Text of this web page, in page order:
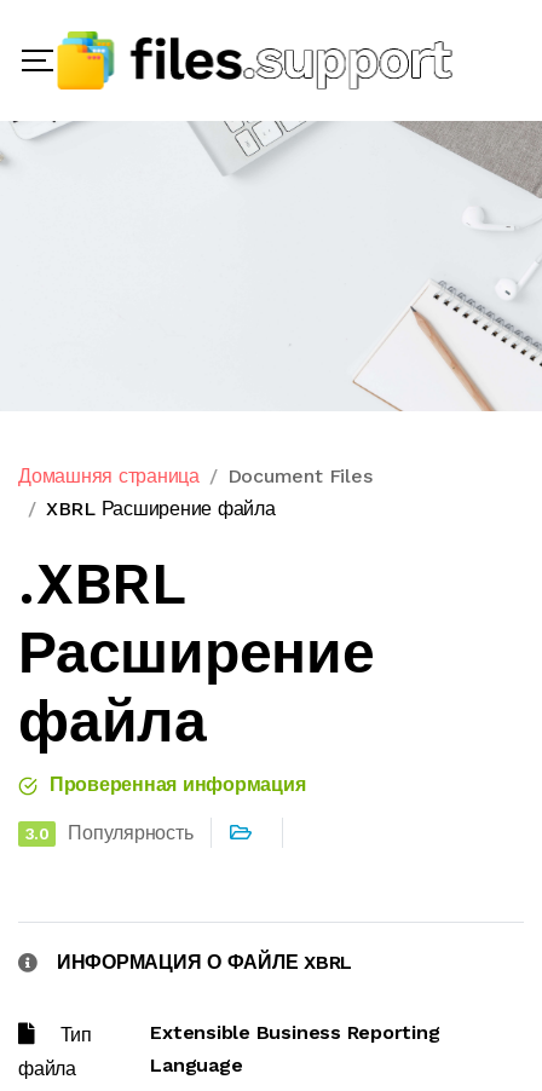
Домашняя страница
Document Files
XBRL Расширение файла
.XBRL
Расширение
файла
Проверенная информация
3.0 Популярность
ИНФОРМАЦИЯ О ФАЙЛЕ XBRL
Тип
файла
Extensible Business Reporting
Language